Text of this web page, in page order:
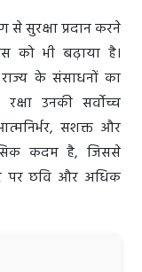
से सुरक्षा प्रदान करने
को भी बढ़ाया है।
के संसाधनों का
उनकी सर्वोच्च
सशक्त और
कदम है, जिससे
पर छवि और अधिक